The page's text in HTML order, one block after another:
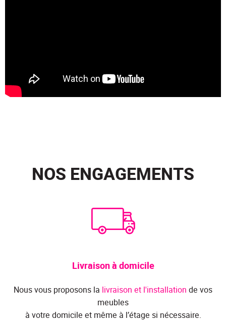
NOS ENGAGEMENTS
Livraison à domicile
Nous vous proposons la livraison et l'installation de vos
meubles
à votre domicile et même à l’étage si nécessaire.